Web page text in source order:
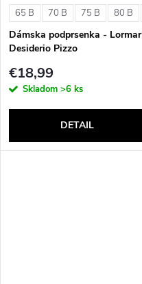
65 B 70 B 75 B 80 B
Dámska podprsenka - Lormar
Desiderio Pizzo
€18,99
Skladom >6 ks
DETAIL